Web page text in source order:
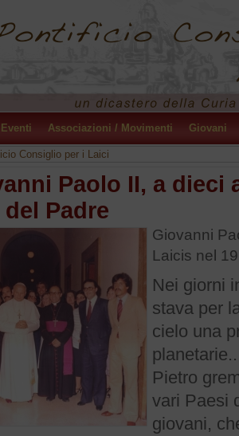
Eventi Associazioni / Movimenti Giovani
Consiglio per i Laici
Paolo II, a
Padre
Giovanni
Laicis nel
Nei giorni
stava per
cielo una
Pietro
vari Paesi
giovani,